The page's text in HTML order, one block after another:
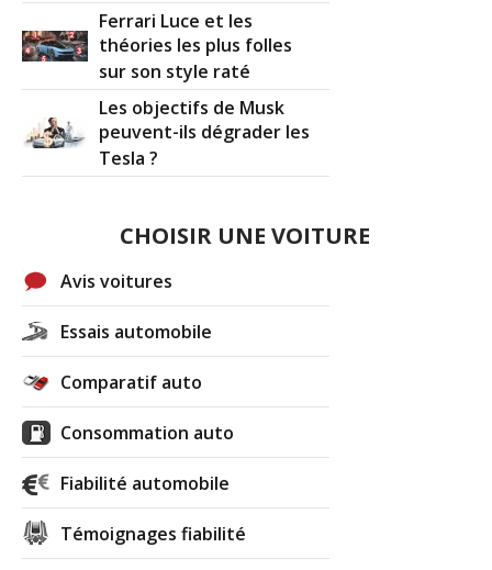
Ferrari Luce et les
théories les plus folles
sur son style raté
Les objectifs de Musk
peuvent-ils dégrader les
Tesla ?
CHOISIR UNE VOITURE
Avis voitures
Essais automobile
Comparatif auto
Consommation auto
Fiabilité automobile
Témoignages fiabilité